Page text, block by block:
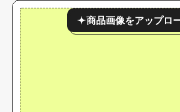
商品画像をアップロ